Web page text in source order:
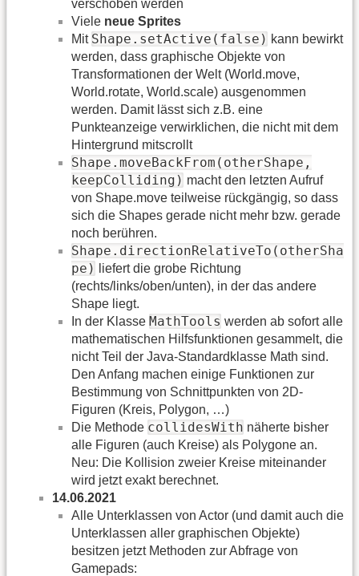
verschoben werden
Viele neue Sprites
Mit Shape.setActive(false) kann bewirkt
werden, dass graphische Objekte von
Transformationen der Welt (World.move,
World.rotate, World.scale) ausgenommen
werden. Damit lässt sich z.B. eine
Punkteanzeige verwirklichen, die nicht mit dem
Hintergrund mitscrollt
Shape.moveBackFrom(otherShape,
keepColliding) macht den letzten Aufruf
von Shape.move teilweise rückgängig, so dass
sich die Shapes gerade nicht mehr bzw. gerade
noch berühren.
Shape.directionRelativeTo(otherSha
pe)
liefert die grobe Richtung
(rechts/links/oben/unten), in der das andere
Shape liegt.
In der Klasse MathTools werden ab sofort alle
mathematischen Hilfsfunktionen gesammelt, die
nicht Teil der Java-Standardklasse Math sind.
Den Anfang machen einige Funktionen zur
Bestimmung von Schnittpunkten von 2D-
Figuren (Kreis, Polygon, …)
Die Methode collidesWith näherte bisher
alle Figuren (auch Kreise) als Polygone an.
Neu: Die Kollision zweier Kreise miteinander
wird jetzt exakt berechnet.
14.06.2021
Alle Unterklassen von Actor (und damit auch die
Unterklassen aller graphischen Objekte)
besitzen jetzt Methoden zur Abfrage von
Gamepads: